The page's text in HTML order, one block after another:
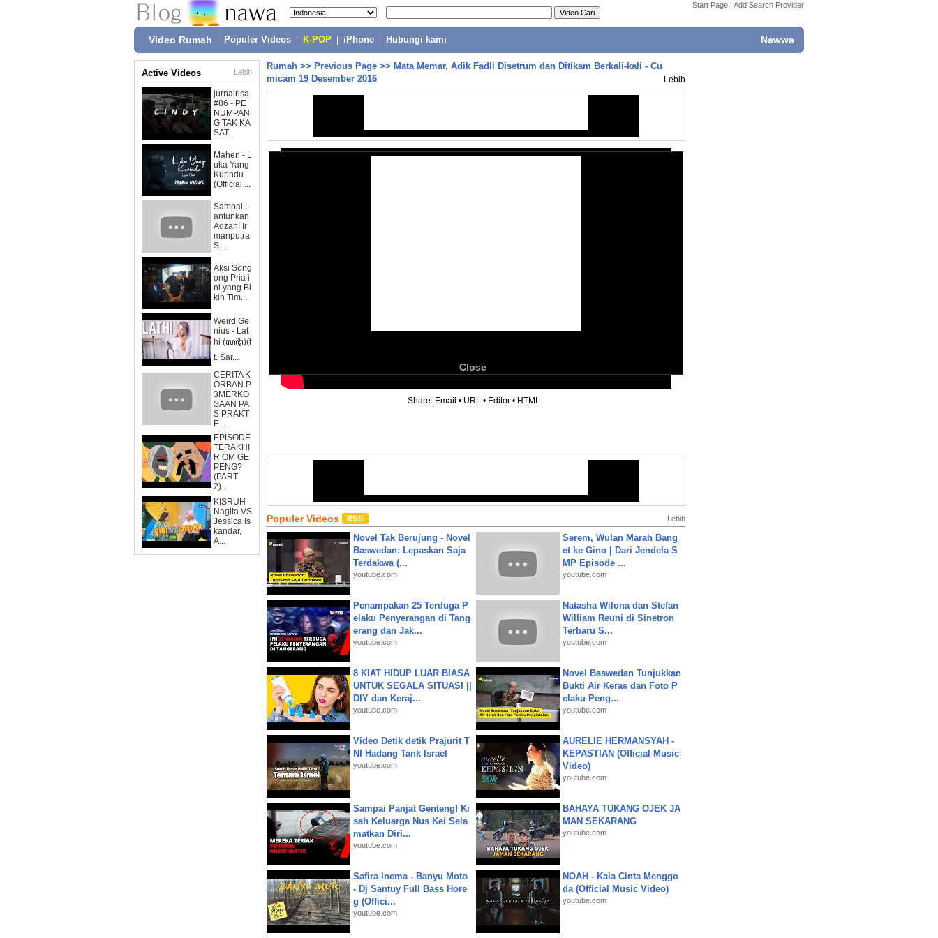
Start Page | Add Search Provider
Video Rumah Populer Videos K-POP iPhone Hubungi kami Nawwa
Active Videos Lebih
jurnalrisa
#86 - PE
NUMPAN
G TAK KA
SAT...
Mahen - L
uka Yang
Kurindu
(Official ...
Sampai L
antunkan
Adzan! Ir
manputra
S...
Aksi Song
ong Pria i
ni yang Bi
kin Tim...
Weird Ge
nius - Lat
hi (ꦭꦛꦶ)(f
t. Sar...
CERITA K
ORBAN P
3MERKO
SAAN PA
S PRAKT
E...
EPISODE
TERAKHI
R OM GE
PENG?
(PART
2)...
KISRUH
Nagita VS
Jessica Is
kandar,
A...
Rumah >> Previous Page >> Mata Memar, Adik Fadli Disetrum dan Ditikam Berkali-kali - Cu
micam 19 Desember 2016
Lebih
Close
Share: Email • URL • Editor • HTML
Populer Videos Lebih
Novel Tak Berujung - Novel
Baswedan: Lepaskan Saja
Terdakwa (...
youtube.com
Serem, Wulan Marah Bang
et ke Gino | Dari Jendela S
MP Episode ...
youtube.com
Penampakan 25 Terduga P
elaku Penyerangan di Tang
erang dan Jak...
youtube.com
Natasha Wilona dan Stefan
William Reuni di Sinetron
Terbaru S...
youtube.com
8 KIAT HIDUP LUAR BIASA
UNTUK SEGALA SITUASI ||
DIY dan Keraj...
youtube.com
Novel Baswedan Tunjukkan
Bukti Air Keras dan Foto P
elaku Peng...
youtube.com
Video Detik detik Prajurit T
NI Hadang Tank Israel
youtube.com
AURELIE HERMANSYAH -
KEPASTIAN (Official Music
Video)
youtube.com
Sampai Panjat Genteng! Ki
sah Keluarga Nus Kei Sela
matkan Diri...
youtube.com
BAHAYA TUKANG OJEK JA
MAN SEKARANG
youtube.com
Safira Inema - Banyu Moto
- Dj Santuy Full Bass Hore
g (Offici...
youtube.com
NOAH - Kala Cinta Menggo
da (Official Music Video)
youtube.com